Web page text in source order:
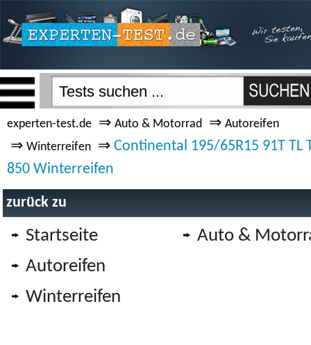
experten-test.de ⇒ Auto & Motorrad ⇒ Autoreifen
⇒ Winterreifen ⇒ Continental 195/65R15 91T TL
850 Winterreifen
zurück zu
Startseite
Auto &
Autoreifen
Winterreifen